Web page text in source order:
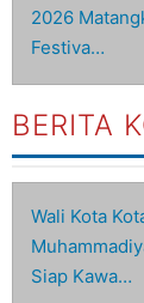
2026
Festiva…
BERITA
Wali Kota
Siap Kawa…